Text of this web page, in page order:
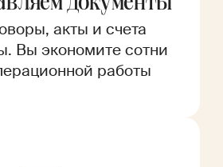
документы
акты и счета
Вы экономите сотни
работы